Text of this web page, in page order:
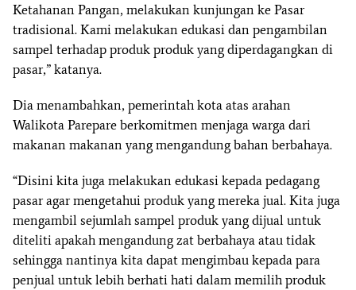
Ketahanan Pangan, melakukan kunjungan ke Pasar
tradisional. Kami melakukan edukasi dan pengambilan
sampel terhadap produk produk yang diperdagangkan di
pasar,” katanya.
Dia menambahkan, pemerintah kota atas arahan
Walikota Parepare berkomitmen menjaga warga dari
makanan makanan yang mengandung bahan berbahaya.
“Disini kita juga melakukan edukasi kepada pedagang
pasar agar mengetahui produk yang mereka jual. Kita juga
mengambil sejumlah sampel produk yang dijual untuk
diteliti apakah mengandung zat berbahaya atau tidak
sehingga nantinya kita dapat mengimbau kepada para
penjual untuk lebih berhati hati dalam memilih produk